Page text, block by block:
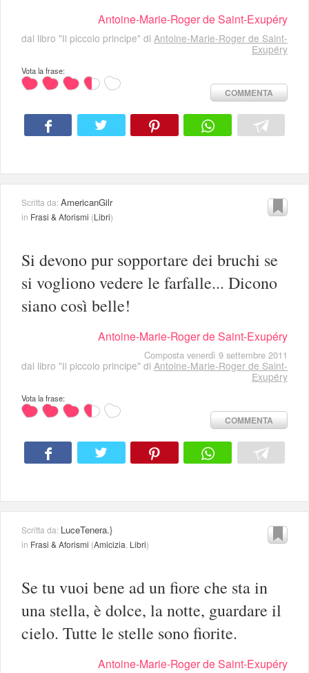
Antoine-Marie-Roger de Saint-Exupéry
dal libro "Il piccolo principe" di Antoine-Marie-Roger de Saint-
Exupéry
Vota la frase:
COMMENTA
Scritta da:AmericanGilr
in Frasi & Aforismi (Libri)
Si devono pur sopportare dei bruchi se
si vogliono vedere le farfalle... Dicono
siano così belle!
Antoine-Marie-Roger de Saint-Exupéry
Composta venerdì 9 settembre 2011
dal libro "Il piccolo principe" di Antoine-Marie-Roger de Saint-
Exupéry
Vota la frase:
COMMENTA
Scritta da: LuceTenera.}
in Frasi & Aforismi (Amicizia Libri)
Se tu vuoi bene ad un fiore che sta in
una stella, è dolce, la notte, guardare il
cielo. Tutte le stelle sono fiorite.
Antoine-Marie-Roger de Saint-Exupéry